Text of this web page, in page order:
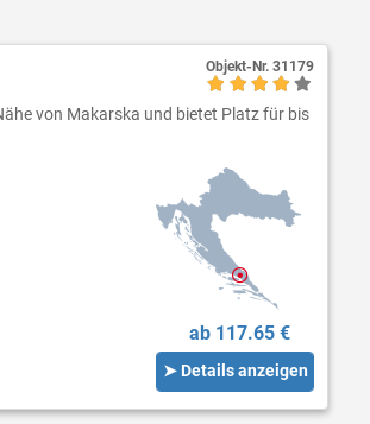
von Makarska und bietet Platz für bis
ab 117.65 €
➤ Details anzeigen
Objekt-Nr. 31179